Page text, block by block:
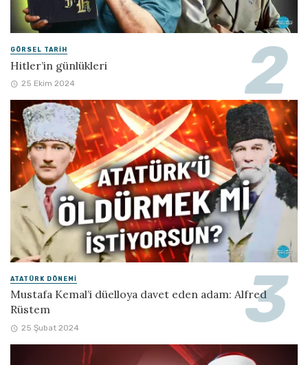
GÖRSEL TARIH
Hitler’in günlükleri
25 Ekim 2024
ATATÜRK DÖNEMI
Mustafa Kemal’i düelloya davet eden adam: Alfred
Rüstem
25 Şubat 2024